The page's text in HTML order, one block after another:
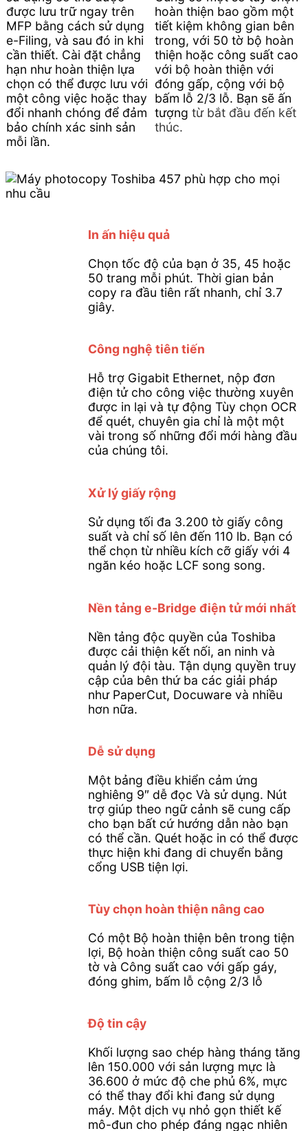
được lưu trữ ngay trên
MFP bằng cách sử dụng
e-Filing, và sau đó in khi
cần thiết. Cài đặt chẳng
hạn như hoàn thiện lựa
chọn có thể được lưu với
một công việc hoặc thay
đổi nhanh chóng để đảm
bảo chính xác sinh sản
mỗi lần.
hoàn thiện bao gồm một
tiết kiệm không gian bên
trong, với 50 tờ bộ hoàn
thiện hoặc công suất cao
với bộ hoàn thiện với
đóng gấp, cộng với bộ
bấm lỗ 2/3 lỗ. Bạn sẽ ấn
tượng từ bắt đầu đến kết
thúc.
In ấn hiệu quả
Chọn tốc độ của bạn ở 35, 45 hoặc
50 trang mỗi phút. Thời gian bản
copy ra đầu tiên rất nhanh, chỉ 3.7
giây.
Công nghệ tiên tiến
Hỗ trợ Gigabit Ethernet, nộp đơn
điện tử cho công việc thường xuyên
được in lại và tự động Tùy chọn OCR
để quét, chuyên gia chỉ là một một
vài trong số những đổi mới hàng đầu
của chúng tôi.
Xử lý giấy rộng
Sử dụng tối đa 3.200 tờ giấy công
suất và chỉ số lên đến 110 lb. Bạn có
thể chọn từ nhiều kích cỡ giấy với 4
ngăn kéo hoặc LCF song song.
Nền tảng e-Bridge điện tử mới nhất
Nền tảng độc quyền của Toshiba
được cải thiện kết nối, an ninh và
quản lý đội tàu. Tận dụng quyền truy
cập của bên thứ ba các giải pháp
như PaperCut, Docuware và nhiều
hơn nữa.
Dễ sử dụng
Một bảng điều khiển cảm ứng
nghiêng 9″ dễ đọc Và sử dụng. Nút
trợ giúp theo ngữ cảnh sẽ cung cấp
cho bạn bất cứ hướng dẫn nào bạn
có thể cần. Quét hoặc in có thể được
thực hiện khi đang di chuyển bằng
cổng USB tiện lợi.
Tùy chọn hoàn thiện nâng cao
Có một Bộ hoàn thiện bên trong tiện
lợi, Bộ hoàn thiện công suất cao 50
tờ và Công suất cao với gấp gáy,
đóng ghim, bấm lỗ cộng 2/3 lỗ
Độ tin cậy
Khối lượng sao chép hàng tháng tăng
lên 150.000 với sản lượng mực là
36.600 ở mức độ che phủ 6%, mực
có thể thay đổi khi đang sử dụng
máy. Một dịch vụ nhỏ gọn thiết kế
mô-đun cho phép đáng ngạc nhiên